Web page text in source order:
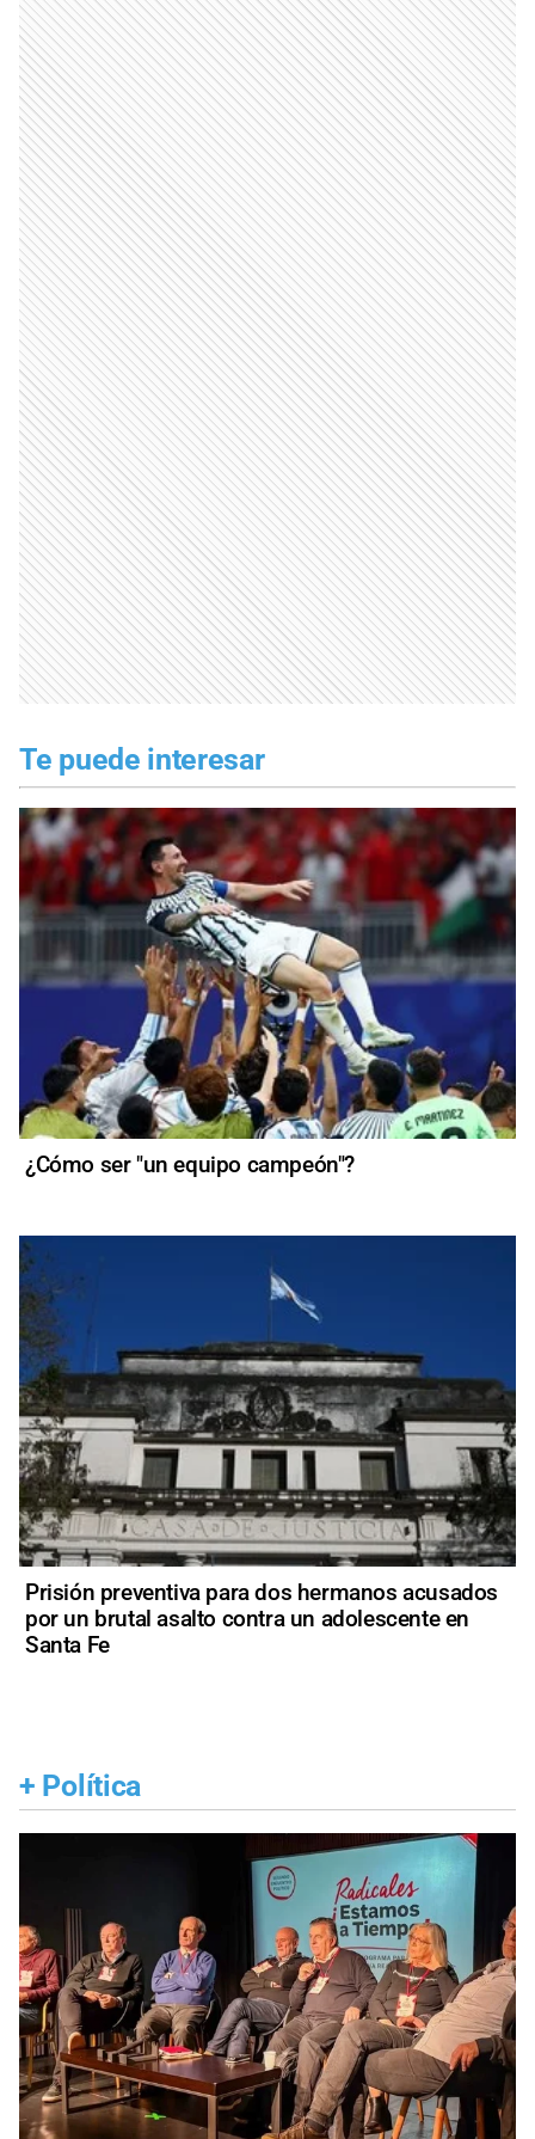
Te puede interesar
¿Cómo ser "un equipo campeón"?
Prisión preventiva para dos hermanos acusados
por un brutal asalto contra un adolescente en
Santa Fe
+ Política